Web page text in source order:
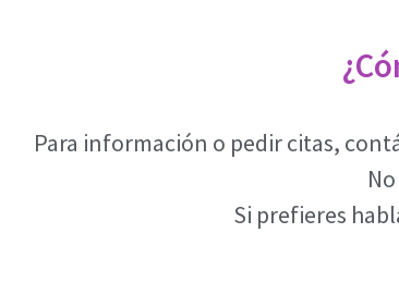
Para información o pedir citas,
Si prefieres